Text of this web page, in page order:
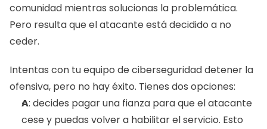
comunidad mientras solucionas la problemática.
Pero resulta que el atacante está decidido a no
ceder.
Intentas con tu equipo de ciberseguridad detener la
ofensiva, pero no hay éxito. Tienes dos opciones:
A: decides pagar una fianza para que el atacante
cese y puedas volver a habilitar el servicio. Esto